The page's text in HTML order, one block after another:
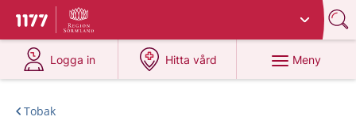
Till startsidan för 1177
Du har valt region
Logga in
på 1177.se
Hitta vård
på 1177.se
Meny
Tobak